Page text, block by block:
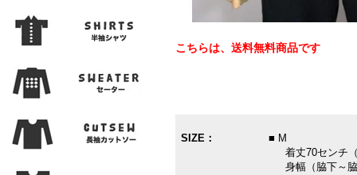
こちらは、送料無料商品です
SIZE：
■ M
着丈70センチ
身幅（脇下～脇